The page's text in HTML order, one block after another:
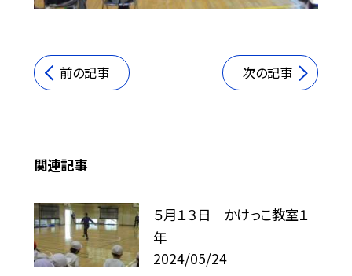
前の記事 次の記事
関連記事
５月１３日 かけっこ教室１
年
2024/05/24